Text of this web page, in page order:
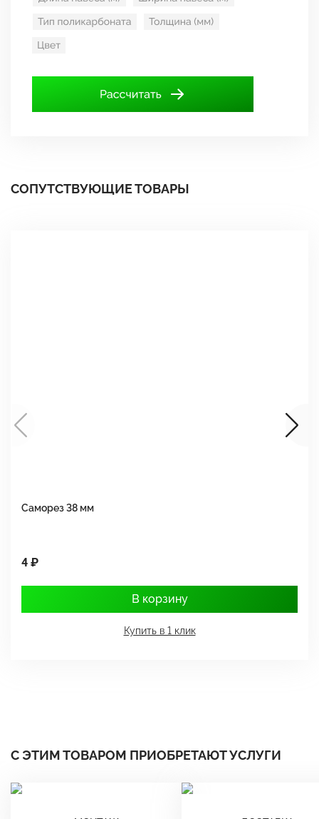
СОПУТСТВУЮЩИЕ ТОВАРЫ
Саморез 38 мм
4 ₽
В корзину
Купить в 1 клик
С ЭТИМ ТОВАРОМ ПРИОБРЕТАЮТ УСЛУГИ